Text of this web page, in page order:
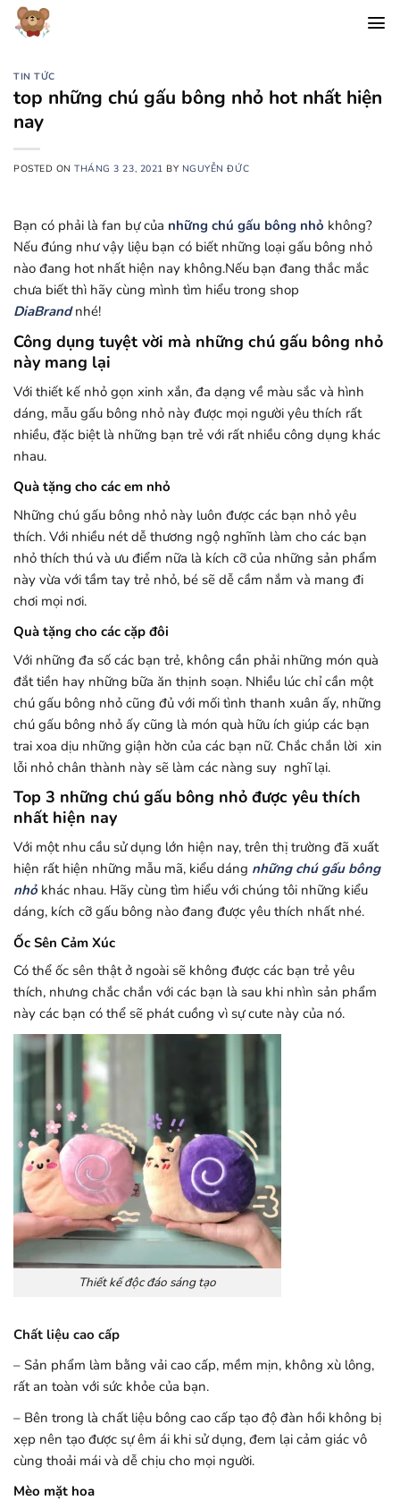
Chuyển
đến
dungTIN TỨC
top những chú gấu bông nhỏ hot nhất hiện
nay
POSTED ONTHÁNG 3 23, 2021 BY NGUYỄN ĐỨC
Bạn có phải là fan bự của những chú gấu bông nhỏ không?
Nếu đúng như vậy liệu bạn có biết những loại gấu bông nhỏ
nào đang hot nhất hiện nay không.Nếu bạn đang thắc mắc
chưa biết thì hãy cùng mình tìm hiểu trong shop
DiaBrandnhé!
Công dụng tuyệt vời mà những chú gấu bông nhỏ
này mang lại
Với thiết kế nhỏ gọn xinh xắn, đa dạng về màu sắc và hình
dáng, mẫu gấu bông nhỏ này được mọi người yêu thích rất
nhiều, đặc biệt là những bạn trẻ với rất nhiều công dụng khác
nhau.
Quà tặng cho các em nhỏ
Những chú gấu bông nhỏ này luôn được các bạn nhỏ yêu
thích. Với nhiều nét dễ thương ngộ nghĩnh làm cho các bạn
nhỏ thích thú và ưu điểm nữa là kích cỡ của những sản phẩm
này vừa với tầm tay trẻ nhỏ, bé sẽ dễ cầm nắm và mang đi
chơi mọi nơi.
Quà tặng cho các cặp đôi
Với những đa số các bạn trẻ, không cần phải những món quà
đắt tiền hay những bữa ăn thịnh soạn. Nhiều lúc chỉ cần một
chú gấu bông nhỏ cũng đủ với mối tình thanh xuân ấy, những
chú gấu bông nhỏ ấy cũng là món quà hữu ích giúp các bạn
trai xoa dịu những giận hờn của các bạn nữ. Chắc chắn lời xin
lỗi nhỏ chân thành này sẽ làm các nàng suy nghĩ lại.
Top 3 những chú gấu bông nhỏ được yêu thích
nhất hiện nay
Với một nhu cầu sử dụng lớn hiện nay, trên thị trường đã xuất
hiện rất hiện những mẫu mã, kiểu dáng những chú gấu bông
nhỏ khác nhau. Hãy cùng tìm hiểu với chúng tôi những kiểu
dáng, kích cỡ gấu bông nào đang được yêu thích nhất nhé.
Ốc Sên Cảm Xúc
Có thể ốc sên thật ở ngoài sẽ không được các bạn trẻ yêu
thích, nhưng chắc chắn với các bạn là sau khi nhìn sản phẩm
này các bạn có thể sẽ phát cuồng vì sự cute này của nó.
Thiết kế độc đáo sáng tạo
Chất liệu cao cấp
– Sản phẩm làm bằng vải cao cấp, mềm mịn, không xù lông,
rất an toàn với sức khỏe của bạn.
– Bên trong là chất liệu bông cao cấp tạo độ đàn hồi không bị
xẹp nên tạo được sự êm ái khi sử dụng, đem lại cảm giác vô
cùng thoải mái và dễ chịu cho mọi người.
Mèo mặt hoa